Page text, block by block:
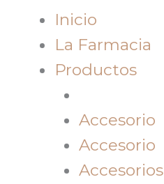
Inicio
La Farmacia
Productos
Accesorio
Accesorio
Accesorios